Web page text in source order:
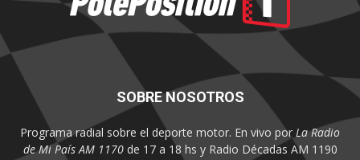
SOBRE NOSOTROS
Programa radial sobre el deporte motor. En vivo por La Radio
de Mi País AM 1170de 17 a 18 hs y Radio Décadas AM 1190